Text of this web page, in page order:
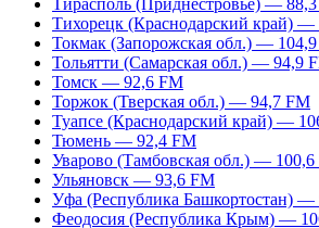
Тирасполь (Приднестровье) —
Тихорецк (Краснодарский край) —
Токмак (Запорожская обл.) —
Тольятти (Самарская обл.) — 94,9
Томск — 92,6 FM
Торжок (Тверская обл.) — 94,7 FM
Туапсе (Краснодарский край) —
Тюмень — 92,4 FM
Уварово (Тамбовская обл.) —
Ульяновск — 93,6 FM
Уфа (Республика Башкортостан) —
Феодосия (Республика Крым) —